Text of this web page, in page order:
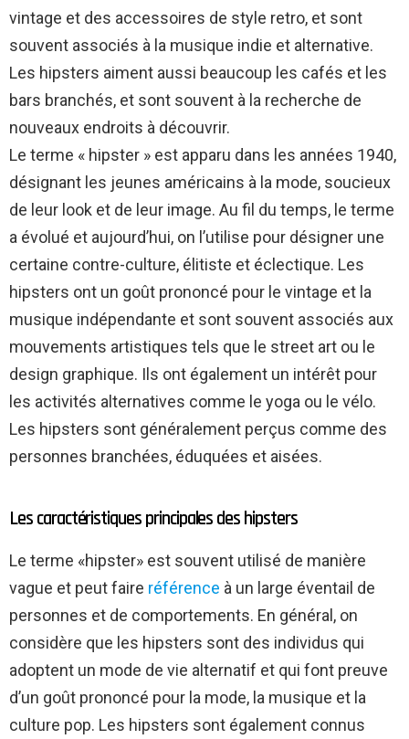
vintage et des accessoires de style retro, et sont
souvent associés à la musique indie et alternative.
Les hipsters aiment aussi beaucoup les cafés et les
bars branchés, et sont souvent à la recherche de
nouveaux endroits à découvrir.
Le terme « hipster » est apparu dans les années 1940,
désignant les jeunes américains à la mode, soucieux
de leur look et de leur image. Au fil du temps, le terme
a évolué et aujourd’hui, on l’utilise pour désigner une
certaine contre-culture, élitiste et éclectique. Les
hipsters ont un goût prononcé pour le vintage et la
musique indépendante et sont souvent associés aux
mouvements artistiques tels que le street art ou le
design graphique. Ils ont également un intérêt pour
les activités alternatives comme le yoga ou le vélo.
Les hipsters sont généralement perçus comme des
personnes branchées, éduquées et aisées.
Les caractéristiques principales des hipsters
Le terme «hipster» est souvent utilisé de manière
vague et peut faire référence à un large éventail de
personnes et de comportements. En général, on
considère que les hipsters sont des individus qui
adoptent un mode de vie alternatif et qui font preuve
d’un goût prononcé pour la mode, la musique et la
culture pop. Les hipsters sont également connus